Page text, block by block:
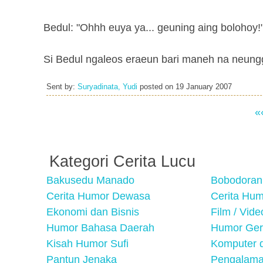
Bedul: "Ohhh euya ya... geuning aing
Si Bedul ngaleos eraeun bari maneh na
Sent by: Suryadinata, Yudi posted on 19 January 2007
Kategori Cerita Lucu
Bakusedu Manado
Cerita Humor Dewasa
Cerita
Ekonomi dan Bisnis
Film /
Humor Bahasa Daerah
Humor
Kisah Humor Sufi
Komputer
Pantun Jenaka